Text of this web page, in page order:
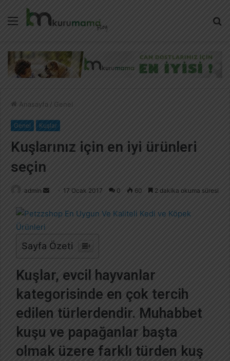
Menü
Anasayfa / Genel
Genel Kuşlar
Kuşlarınız için en iyi ürünleri
seçin
admin
r
-
p
s
a
g
n
d
17 Ocak 2017 0 60 2 dakika okuma süresi
Sayfa Özeti
Kuşlar, evcil hayvanlar
kategorisinde en çok tercih
edilen türlerdendir. Muhabbet
kuşu ve papağanlar başta
olmak üzere farklı türden kuş